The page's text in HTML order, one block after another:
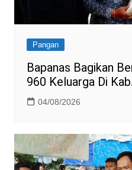
Pangan
Bapanas Bagikan
960 Keluarga Di
04/08/2026